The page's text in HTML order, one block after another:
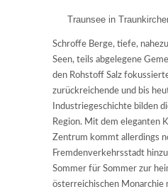
Traunsee in
Schroffe Berge, tiefe,
Seen, teils abgelegene
den Rohstoff Salz
zurückreichende und bis
Industriegeschichte bilden
Region. Mit dem eleganten
Zentrum kommt allerdings
Fremdenverkehrsstadt
Sommer für Sommer zur
österreichischen Monarchie